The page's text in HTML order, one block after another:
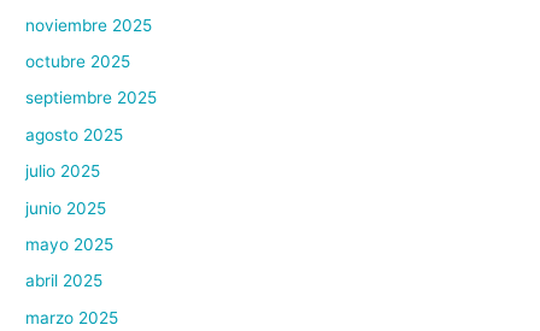
noviembre 2025
octubre 2025
septiembre 2025
agosto 2025
julio 2025
junio 2025
mayo 2025
abril 2025
marzo 2025